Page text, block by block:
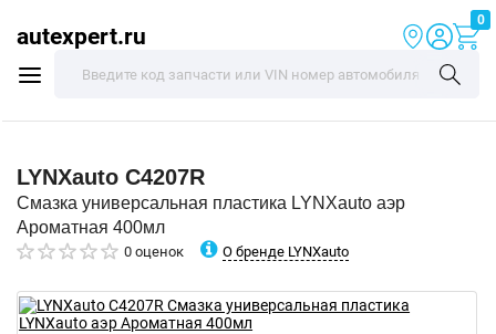
autexpert.ru
0
LYNXauto C4207R
Смазка универсальная пластика LYNXauto аэр
Ароматная 400мл
0 оценок О бренде LYNXauto